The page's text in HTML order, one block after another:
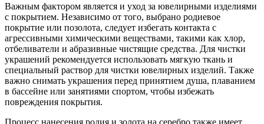
Важным фактором является и уход за ювелирными изделиями
с покрытием. Независимо от того, выбрано родиевое
покрытие или позолота, следует избегать контакта с
агрессивными химическими веществами, такими как хлор,
отбеливатели и абразивные чистящие средства. Для чистки
украшений рекомендуется использовать мягкую ткань и
специальный раствор для чистки ювелирных изделий. Также
важно снимать украшения перед принятием душа, плаванием
в бассейне или занятиями спортом, чтобы избежать
повреждения покрытия.
Процесс нанесения родия и золота на серебро также имеет